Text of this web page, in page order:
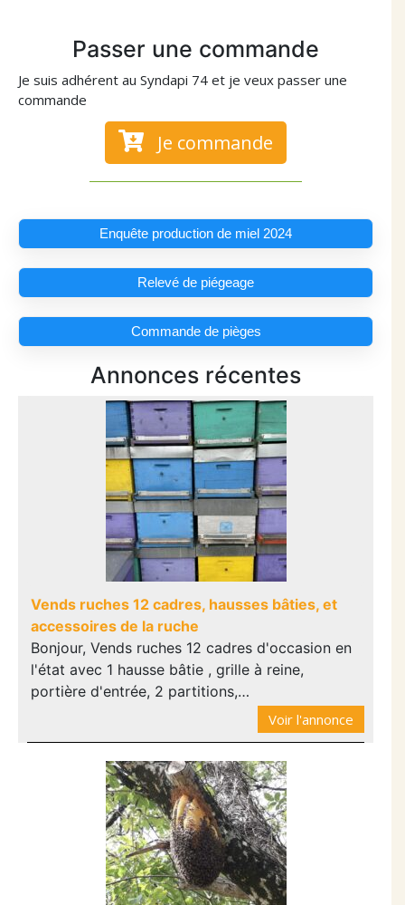
Passer une commande
Je suis adhérent au Syndapi 74 et je veux passer une
commande
Je commande
Enquête production de miel 2024
Relevé de piégeage
Commande de pièges
Annonces récentes
Vends ruches 12 cadres, hausses bâties, et
accessoires de la ruche
Bonjour, Vends ruches 12 cadres d'occasion en
l'état avec 1 hausse bâtie , grille à reine,
portière d'entrée, 2 partitions,…
Voir l'annonce